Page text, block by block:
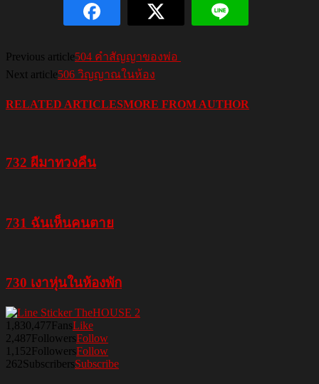
Previous article504 คำสัญญาของพ่อ
Next article506 วิญญาณในห้อง
RELATED ARTICLESMORE FROM AUTHOR
732 ผีมาทวงคืน
731 ฉันเห็นคนตาย
730 เงาหุ่นในห้องพัก
1,830,477FansLike
2,487FollowersFollow
1,152FollowersFollow
262SubscribersSubscribe